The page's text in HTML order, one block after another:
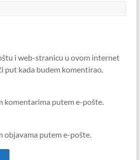
i web-stranicu u ovom internet
put kada budem komentirao.
komentarima putem e-pošte.
objavama putem e-pošte.